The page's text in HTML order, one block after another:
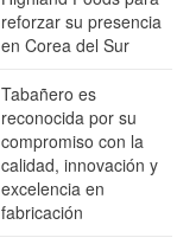
reforzar su presencia
en Corea del Sur
Tabañero es
reconocida por su
compromiso con la
calidad, innovación y
excelencia en
fabricación